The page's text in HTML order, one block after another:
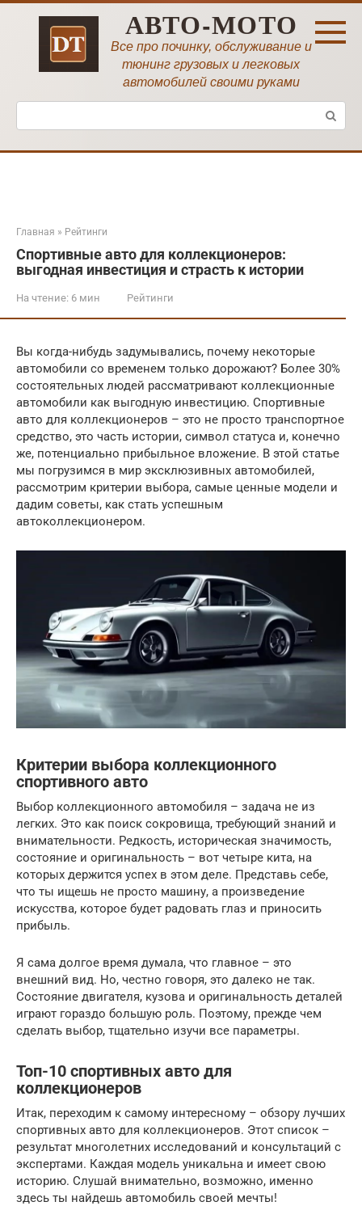
Перейти
АВТО-МОТО
Все про починку, обслуживание и
тюнинг грузовых и легковых
автомобилей своими руками
Поиск:
Главная » Рейтинги
Спортивные авто для коллекционеров:
выгодная инвестиция и страсть к истории
На чтение: 6 мин Рейтинги
Вы когда-нибудь задумывались, почему некоторые
автомобили со временем только дорожают? Более 30%
состоятельных людей рассматривают коллекционные
автомобили как выгодную инвестицию. Спортивные
авто для коллекционеров – это не просто транспортное
средство, это часть истории, символ статуса и, конечно
же, потенциально прибыльное вложение. В этой статье
мы погрузимся в мир эксклюзивных автомобилей,
рассмотрим критерии выбора, самые ценные модели и
дадим советы, как стать успешным
автоколлекционером.
Критерии выбора коллекционного
спортивного авто
Выбор коллекционного автомобиля – задача не из
легких. Это как поиск сокровища, требующий знаний и
внимательности. Редкость, историческая значимость,
состояние и оригинальность – вот четыре кита, на
которых держится успех в этом деле. Представь себе,
что ты ищешь не просто машину, а произведение
искусства, которое будет радовать глаз и приносить
прибыль.
Я сама долгое время думала, что главное – это
внешний вид. Но, честно говоря, это далеко не так.
Состояние двигателя, кузова и оригинальность деталей
играют гораздо большую роль. Поэтому, прежде чем
сделать выбор, тщательно изучи все параметры.
Топ-10 спортивных авто для
коллекционеров
Итак, переходим к самому интересному – обзору лучших
спортивных авто для коллекционеров. Этот список –
результат многолетних исследований и консультаций с
экспертами. Каждая модель уникальна и имеет свою
историю. Слушай внимательно, возможно, именно
здесь ты найдешь автомобиль своей мечты!